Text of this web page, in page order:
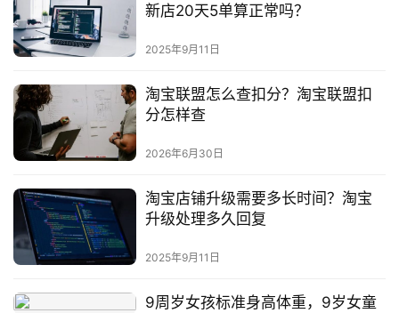
新店20天5单算正常吗？
2025年9月11日
淘宝联盟怎么查扣分？淘宝联盟扣
分怎样查
2026年6月30日
淘宝店铺升级需要多长时间？淘宝
升级处理多久回复
2025年9月11日
9周岁女孩标准身高体重，9岁女童